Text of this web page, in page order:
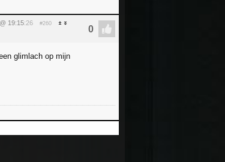
19:15:26 #260
glimlach op mijn